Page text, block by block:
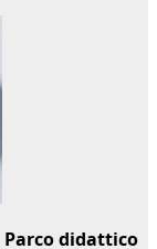
Parco didattico